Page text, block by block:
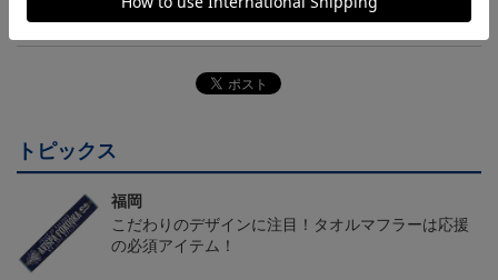
ヘルプページ
トピックス
福岡
こだわりのデザインに注目！タオルマフラーは応援
の必須アイテム！